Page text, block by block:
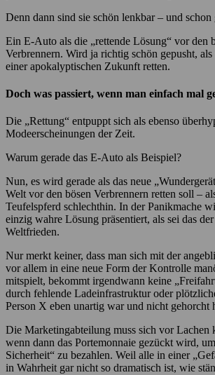
Denn dann sind sie schön lenkbar – und schon
Ein E-Auto als die „rettende Lösung“ vor den
Verbrennern. Wird ja richtig schön gepusht,
einer apokalyptischen Zukunft retten.
Doch was passiert, wenn man einfach mal
Die „Rettung“ entpuppt sich als ebenso
Modeerscheinungen der Zeit.
Warum gerade das E-Auto als Beispiel?
Nun, es wird gerade als das neue
Welt vor den bösen Verbrennern retten soll –
Teufelspferd schlechthin. In der Panikmache
einzig wahre Lösung präsentiert, als sei das
Weltfrieden.
Nur merkt keiner, dass man sich mit der
vor allem in eine neue Form der Kontrolle
mitspielt, bekommt irgendwann keine
durch fehlende Ladeinfrastruktur oder
Person X eben unartig war und nicht gehorcht
Die Marketingabteilung muss sich vor Lachen
wenn dann das Portemonnaie gezückt wird,
Sicherheit“ zu bezahlen. Weil alle in einer
in Wahrheit gar nicht so dramatisch ist, wie